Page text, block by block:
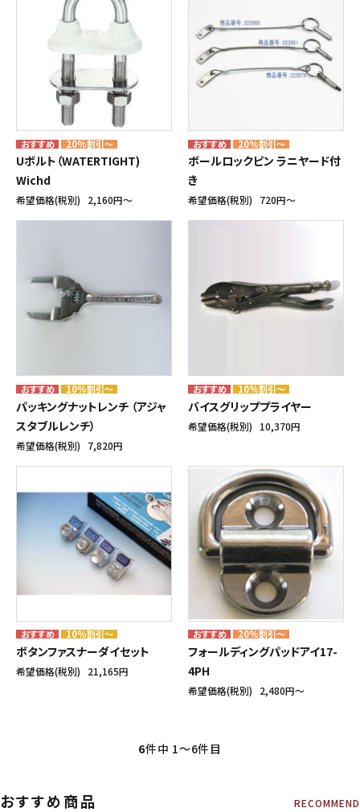
20%割引～
Uボルト（WATERTIGHT)
Wichd
希望価格(税別) 2,160円〜
20%割引～
ボールロックピン ラニヤード付
き
希望価格(税別) 720円〜
10%割引～
パッキングナットレンチ （アジャ
スタブルレンチ）
希望価格(税別) 7,820円
10%割引～
バイスグリッププライヤー
希望価格(税別) 10,370円
10%割引～
ボタンファスナーダイセット
希望価格(税別) 21,165円
20%割引～
フォールディングパッドアイ17-
4PH
希望価格(税別) 2,480円〜
6件中 1〜6件目
おすすめ商品 RECOMMEND